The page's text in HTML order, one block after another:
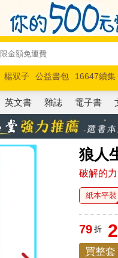
楊双子 公益書包 16647續集
攤新作 馬斯克 玩具總動員5
英文書 雜誌 電子書
狼人
破解的
紙本平裝
79 折
買整套